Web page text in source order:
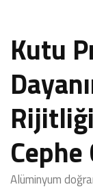
Kutu
Alüminyum